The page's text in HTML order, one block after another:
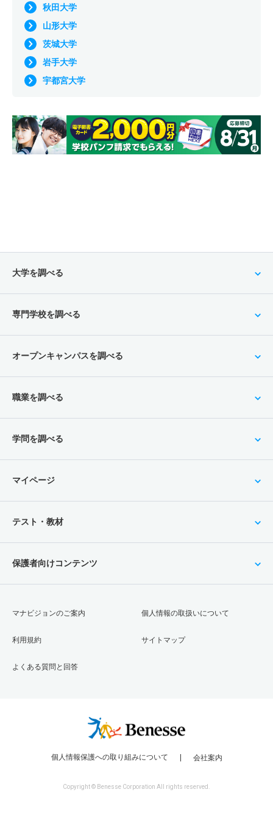
秋田大学
山形大学
茨城大学
岩手大学
宇都宮大学
大学を調べる
専門学校を調べる
オープンキャンパスを調べる
職業を調べる
学問を調べる
マイページ
テスト・教材
保護者向けコンテンツ
マナビジョンのご案内
利用規約
よくある質問と回答
個人情報の取扱いについて
サイトマップ
個人情報保護への取り組みについて 会社案内
Copyright © Benesse Corporation All rights reserved.